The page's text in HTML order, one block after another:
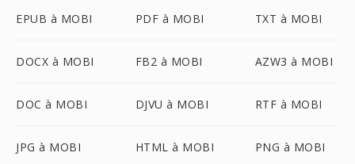
EPUB à MOBI PDF à MOBI TXT à MOBI
DOCX à MOBI FB2 à MOBI AZW3 à MOBI
DOC à MOBI DJVU à MOBI RTF à MOBI
JPG à MOBI HTML à MOBI PNG à MOBI